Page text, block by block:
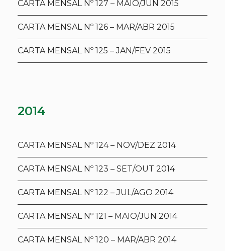
CARTA MENSAL Nº 127 – MAIO/JUN 2015
CARTA MENSAL Nº 126 – MAR/ABR 2015
CARTA MENSAL Nº 125 – JAN/FEV 2015
2014
CARTA MENSAL Nº 124 – NOV/DEZ 2014
CARTA MENSAL Nº 123 – SET/OUT 2014
CARTA MENSAL Nº 122 – JUL/AGO 2014
CARTA MENSAL Nº 121 – MAIO/JUN 2014
CARTA MENSAL Nº 120 – MAR/ABR 2014